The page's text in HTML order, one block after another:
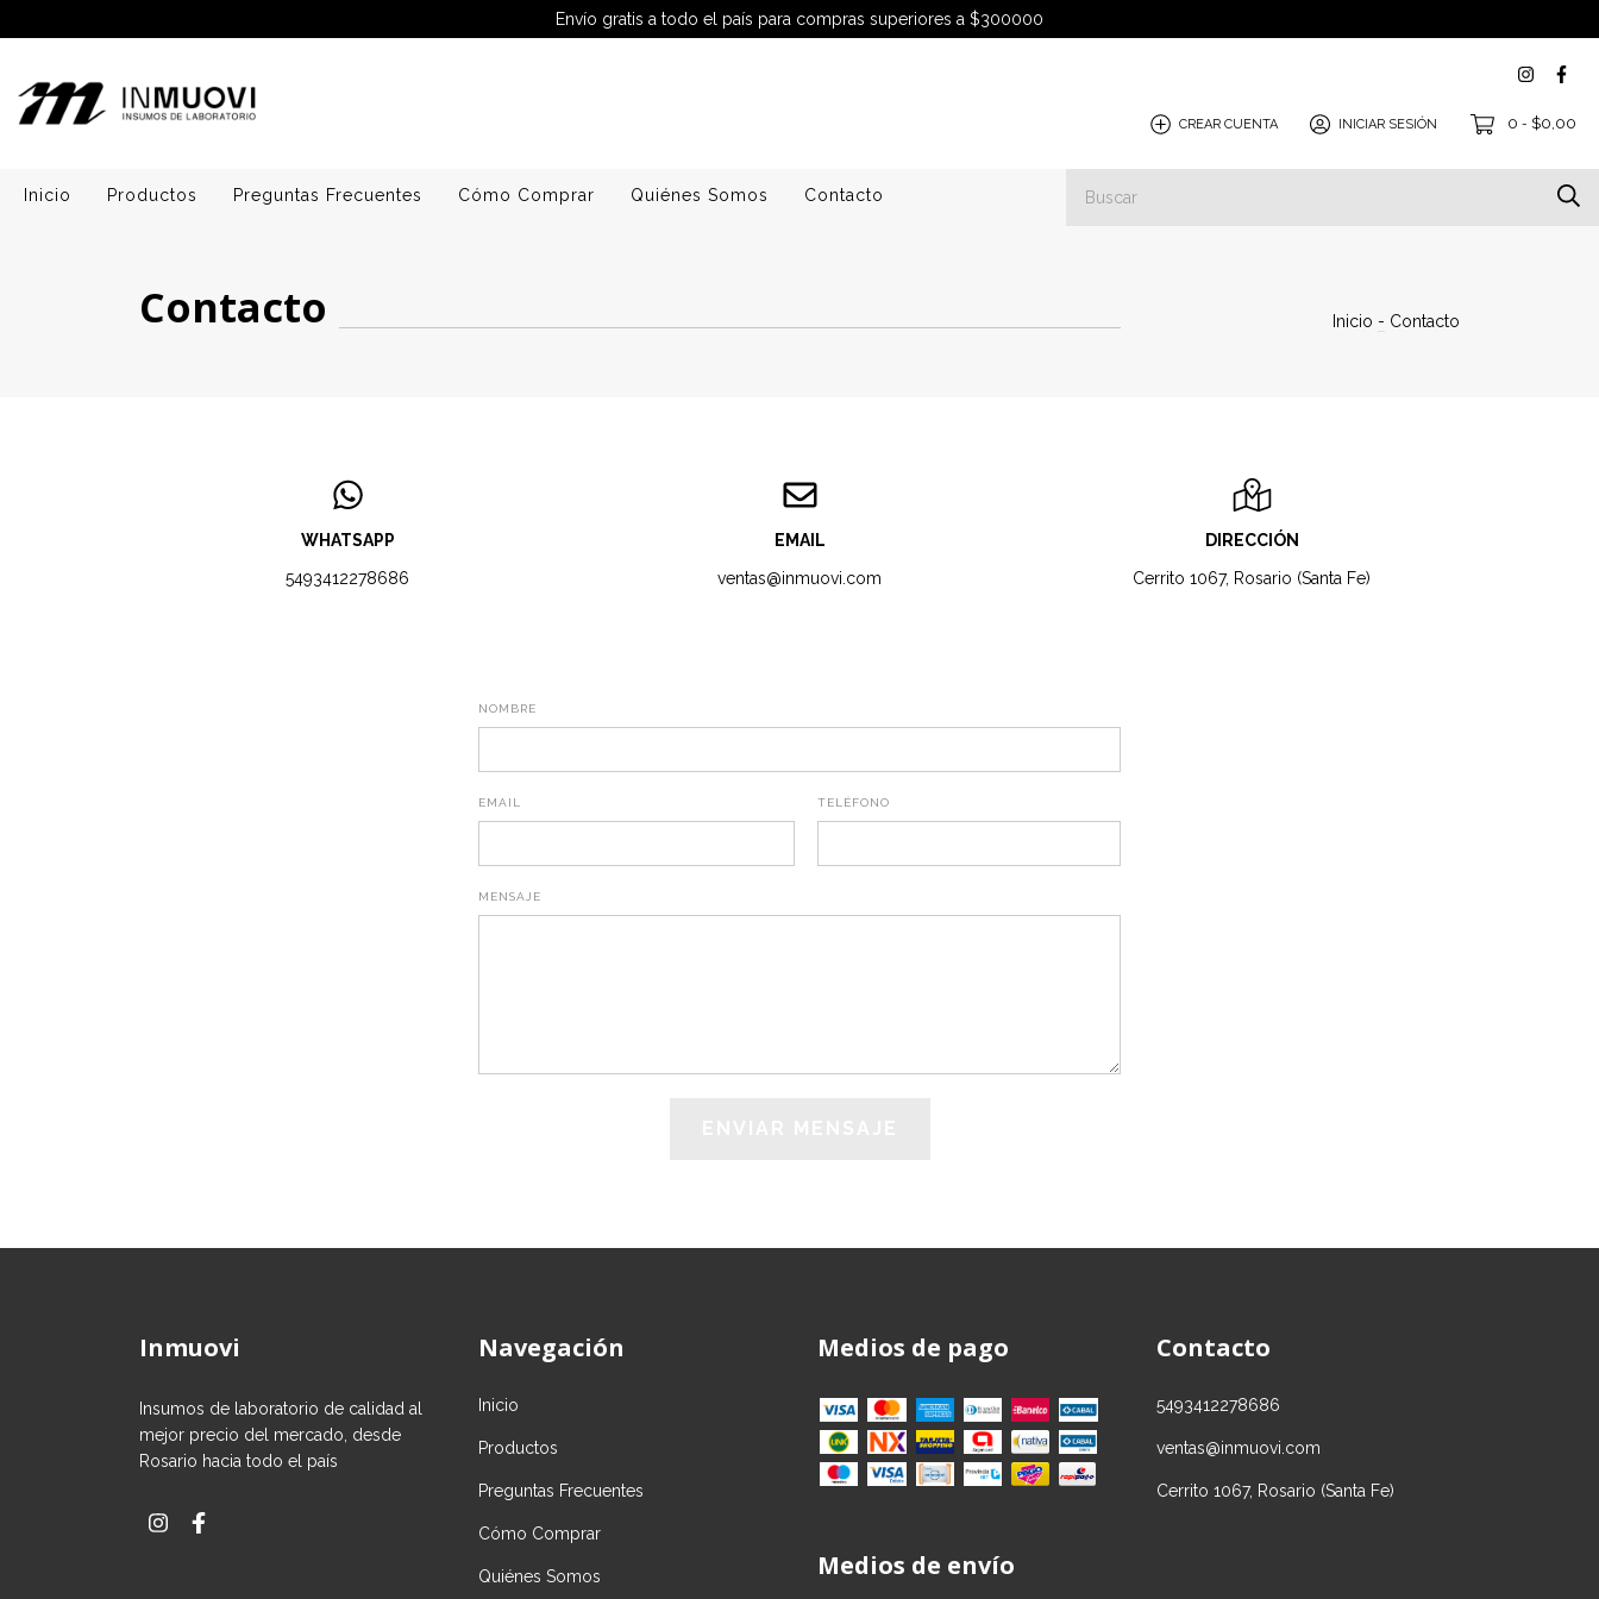
Envío gratis a todo el país para compras superiores a $300000
CREAR CUENTA INICIAR SESIÓN 0 - $0,00
Inicio Productos Preguntas Frecuentes Cómo Comprar Quiénes Somos Contacto
Contacto Inicio - Contacto
WHATSAPP
5493412278686
EMAIL
ventas@inmuovi.com
DIRECCIÓN
Cerrito 1067, Rosario (Santa Fe)
NOMBRE
EMAIL TELÉFONO
MENSAJE
Inmuovi
Insumos de laboratorio de calidad al
mejor precio del mercado, desde
Rosario hacia todo el país
Navegación
Inicio
Productos
Preguntas Frecuentes
Cómo Comprar
Quiénes Somos
Medios de pago
Medios de envío
Contacto
5493412278686
ventas@inmuovi.com
Cerrito 1067, Rosario (Santa Fe)